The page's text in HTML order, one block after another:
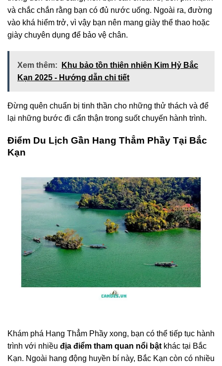
và chắc chắn rằng bạn có đủ nước uống. Ngoài ra, đường
vào khá hiểm trở, vì vậy bạn nên mang giày thể thao hoặc
giày chuyên dụng để bảo vệ chân.
Xem thêm:
Khu bảo tồn thiên nhiên Kim Hỷ Bắc
Kạn 2025 - Hướng dẫn chi tiết
Đừng quên chuẩn bị tinh thần cho những thử thách và để
lại những bước đi cẩn thận trong suốt chuyến hành trình.
Điểm Du Lịch Gần Hang Thẳm Phầy Tại Bắc
Kạn
Khám phá Hang Thẳm Phầy xong, bạn có thể tiếp tục hành
trình với nhiều địa điểm tham quan nổi bật khác tại Bắc
Kạn. Ngoài hang động huyền bí này, Bắc Kạn còn có nhiều